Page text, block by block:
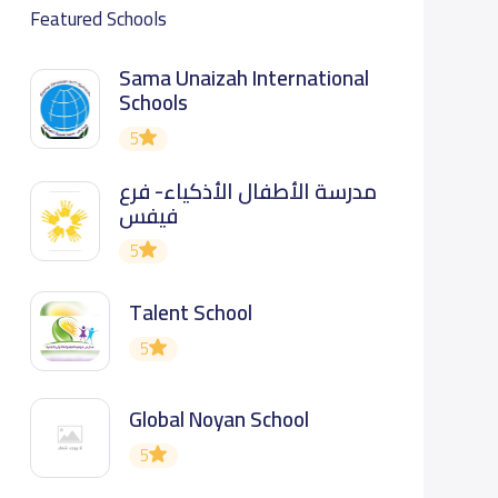
Featured Schools
Sama Unaizah International
Schools
5
مدرسة الأطفال الأذكياء- فرع
فيفس
5
Talent School
5
Global Noyan School
5